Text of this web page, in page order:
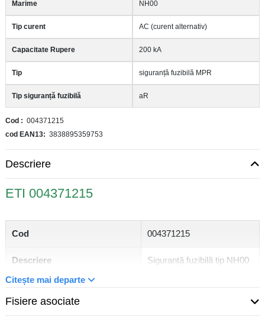
Marime NH00
Tip curent AC (curent alternativ)
Capacitate Rupere 200 kA
Tip siguranță fuzibilă MPR
Tip siguranță fuzibilă aR
Cod
004371215
cod EAN13
3838895359753
Descriere
ETI 004371215
Cod 004371215
Descriere Siguranță fuzibilă tip NH00
Curent nominal 125 A
Tip siguranță NH
Citește mai departe
Fisiere asociate